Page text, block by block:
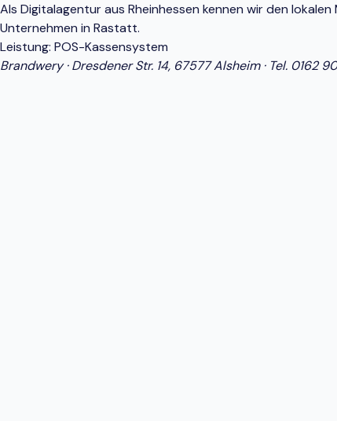
Als Digitalagentur aus Rheinhessen kennen wir den
Unternehmen in Rastatt.
Leistung: POS-Kassensystem
Brandwery · Dresdener Str. 14, 67577 Alsheim · Tel. 0162